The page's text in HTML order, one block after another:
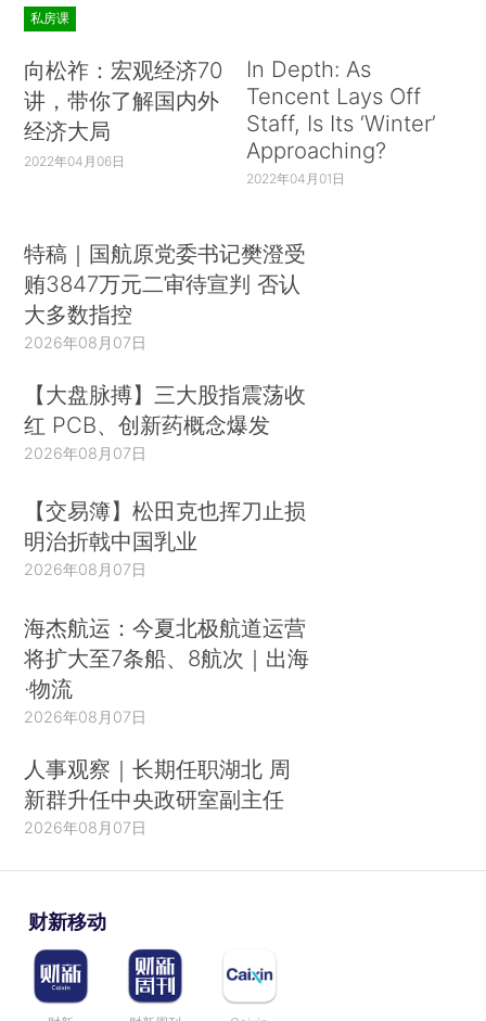
私房课
向松祚：宏观经济70
讲，带你了解国内外
经济大局
2022年04月06日
In Depth: As
Tencent Lays Off
Staff, Is Its ‘Winter’
Approaching?
2022年04月01日
特稿｜国航原党委书记樊澄受
贿3847万元二审待宣判 否认
大多数指控
2026年08月07日
【大盘脉搏】三大股指震荡收
红 PCB、创新药概念爆发
2026年08月07日
【交易簿】松田克也挥刀止损
明治折戟中国乳业
2026年08月07日
海杰航运：今夏北极航道运营
将扩大至7条船、8航次｜出海
·物流
2026年08月07日
人事观察｜长期任职湖北 周
新群升任中央政研室副主任
2026年08月07日
财新移动